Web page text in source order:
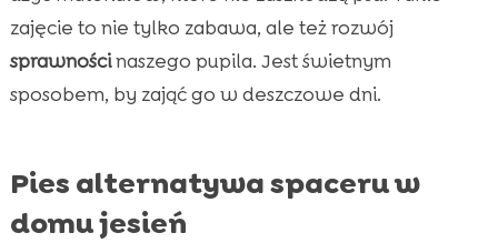
zajęcie to nie tylko zabawa, ale też rozwój
sprawnościnaszego pupila. Jest świetnym
sposobem, by zająć go w deszczowe dni.
Pies alternatywa spaceru w
domu jesień